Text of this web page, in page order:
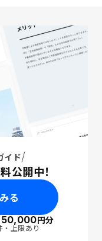
イド
公開中！
る
50,000円分
上限あり